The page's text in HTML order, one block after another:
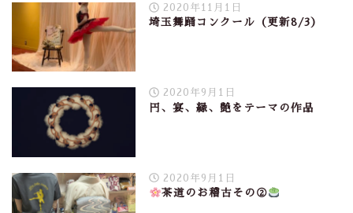
2020年11月1日
埼玉舞踊コンクール（更新8/3）
2020年9月1日
円、宴、縁、艶をテーマの作品
2020年9月1日
茶道のお稽古その②